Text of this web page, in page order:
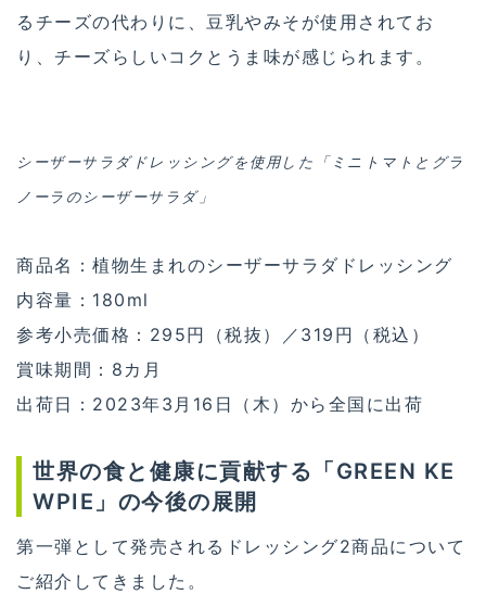
るチーズの代わりに、豆乳やみそが使用されてお
り、チーズらしいコクとうま味が感じられます。
シーザーサラダドレッシングを使用した「ミニトマトとグラ
ノーラのシーザーサラダ」
商品名：植物生まれのシーザーサラダドレッシング
内容量：180ml
参考小売価格：295円（税抜）／319円（税込）
賞味期間：​8カ月
出荷日：2023年3月16日（木）から全国に出荷
世界の食と健康に貢献する「GREEN KE
WPIE」の今後の展開
第一弾として発売されるドレッシング2商品について
ご紹介してきました。